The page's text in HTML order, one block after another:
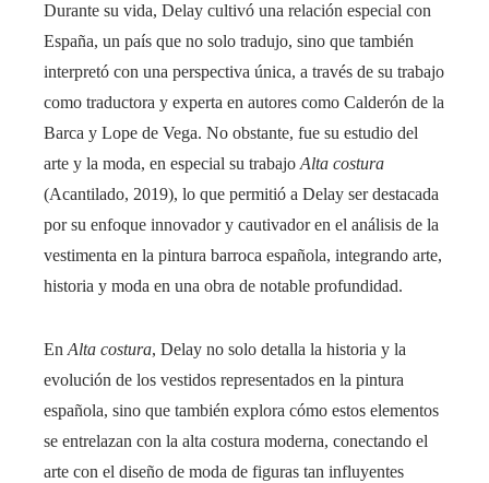
Durante su vida, Delay cultivó una relación especial con
España, un país que no solo tradujo, sino que también
interpretó con una perspectiva única, a través de su trabajo
como traductora y experta en autores como Calderón de la
Barca y Lope de Vega. No obstante, fue su estudio del
arte y la moda, en especial su trabajo Alta costura
(Acantilado, 2019), lo que permitió a Delay ser destacada
por su enfoque innovador y cautivador en el análisis de la
vestimenta en la pintura barroca española, integrando arte,
historia y moda en una obra de notable profundidad.
En Alta costura, Delay no solo detalla la historia y la
evolución de los vestidos representados en la pintura
española, sino que también explora cómo estos elementos
se entrelazan con la alta costura moderna, conectando el
arte con el diseño de moda de figuras tan influyentes